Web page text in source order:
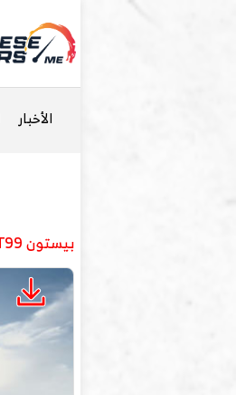
الأخبار
بيستون T99